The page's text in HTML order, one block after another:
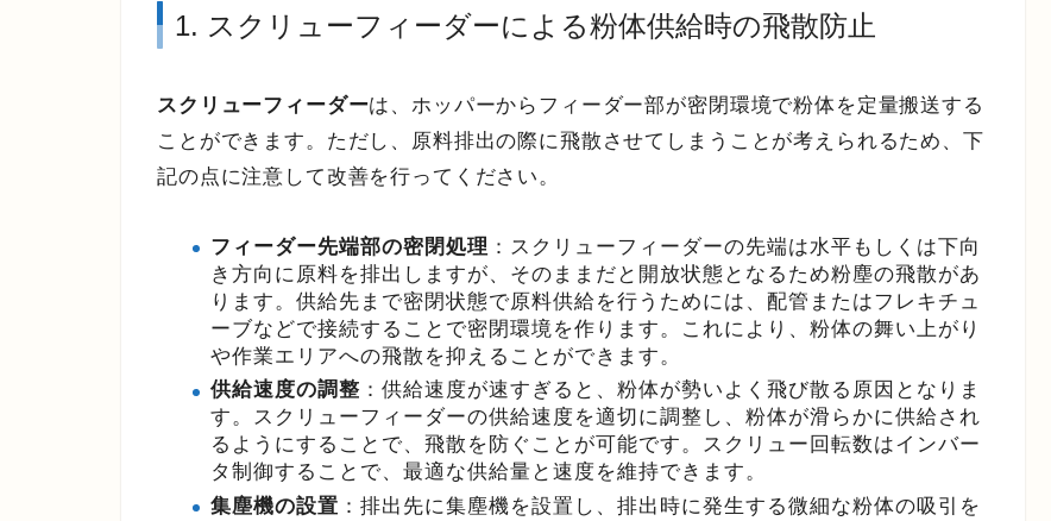
1. スクリューフィーダーによる粉体供給時の飛散防止
スクリューフィーダーは、ホッパーからフィーダー部が密閉環境で粉体を定量搬送する
ことができます。ただし、原料排出の際に飛散させてしまうことが考えられるため、下
記の点に注意して改善を行ってください。
フィーダー先端部の密閉処理 ：スクリューフィーダーの先端は水平もしくは下向
き方向に原料を排出しますが、そのままだと開放状態となるため粉塵の飛散があ
ります。供給先まで密閉状態で原料供給を行うためには、配管またはフレキチュ
ーブなどで接続することで密閉環境を作ります。これにより、粉体の舞い上がり
や作業エリアへの飛散を抑えることができます。
供給速度の調整 ：供給速度が速すぎると、粉体が勢いよく飛び散る原因となりま
す。スクリューフィーダーの供給速度を適切に調整し、粉体が滑らかに供給され
るようにすることで、飛散を防ぐことが可能です。スクリュー回転数はインバー
タ制御することで、最適な供給量と速度を維持できます。
集塵機の設置 ：排出先に集塵機を設置し、排出時に発生する微細な粉体の吸引を